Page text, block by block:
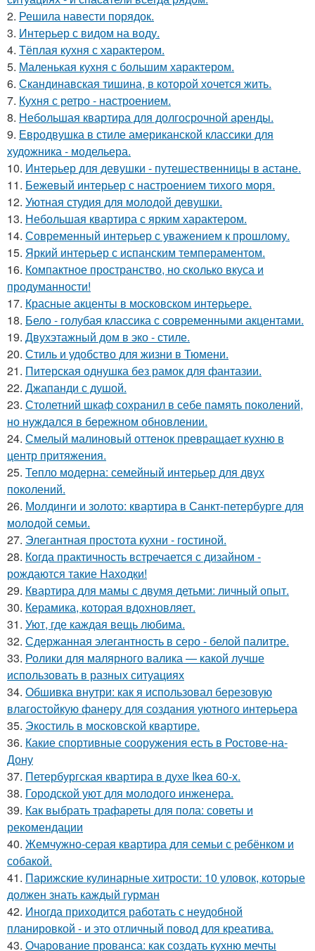
2. Решила навести порядок.
3. Интерьер с видом на воду.
4. Тёплая кухня с характером.
5. Маленькая кухня с большим характером.
6. Скандинавская тишина, в которой хочется жить.
7. Кухня с ретро - настроением.
8. Небольшая квартира для долгосрочной аренды.
9. Евродвушка в стиле американской классики для
художника - модельера.
10. Интерьер для девушки - путешественницы в астане.
11. Бежевый интерьер с настроением тихого моря.
12. Уютная студия для молодой девушки.
13. Небольшая квартира с ярким характером.
14. Современный интерьер с уважением к прошлому.
15. Яркий интерьер с испанским темпераментом.
16. Компактное пространство, но сколько вкуса и
продуманности!
17. Красные акценты в московском интерьере.
18. Бело - голубая классика с современными акцентами.
19. Двухэтажный дом в эко - стиле.
20. Стиль и удобство для жизни в Тюмени.
21. Питерская однушка без рамок для фантазии.
22. Джапанди с душой.
23. Столетний шкаф сохранил в себе память поколений,
но нуждался в бережном обновлении.
24. Смелый малиновый оттенок превращает кухню в
центр притяжения.
25. Тепло модерна: семейный интерьер для двух
поколений.
26. Молдинги и золото: квартира в Санкт-петербурге для
молодой семьи.
27. Элегантная простота кухни - гостиной.
28. Когда практичность встречается с дизайном -
рождаются такие Находки!
29. Квартира для мамы с двумя детьми: личный опыт.
30. Керамика, которая вдохновляет.
31. Уют, где каждая вещь любима.
32. Сдержанная элегантность в серо - белой палитре.
33. Ролики для малярного валика — какой лучше
использовать в разных ситуациях
34. Обшивка внутри: как я использовал березовую
влагостойкую фанеру для создания уютного интерьера
35. Экостиль в московской квартире.
36. Какие спортивные сооружения есть в Ростове-на-
Дону
37. Петербургская квартира в духе Ikea 60-х.
38. Городской уют для молодого инженера.
39. Как выбрать трафареты для пола: советы и
рекомендации
40. Жемчужно-серая квартира для семьи с ребёнком и
собакой.
41. Парижские кулинарные хитрости: 10 уловок, которые
должен знать каждый гурман
42. Иногда приходится работать с неудобной
планировкой - и это отличный повод для креатива.
43. Очарование прованса: как создать кухню мечты